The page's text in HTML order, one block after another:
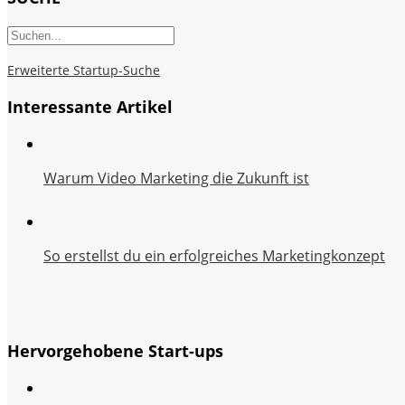
Erweiterte Startup-Suche
Interessante Artikel
Warum Video Marketing die Zukunft ist
So erstellst du ein erfolgreiches Marketingkonzept
Hervorgehobene Start-ups